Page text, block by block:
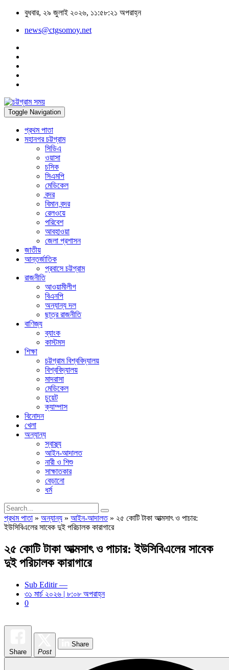
বুধবার, ২৯ জুলাই ২০২৬, ১১:৫৮:২১ অপরাহ্ন
news@ctgsomoy.net
Toggle Navigation
প্রথম পাতা
মহানগর চট্টগ্রাম
সিডিএ
ওয়াসা
চসিক
সিএমপি
মেডিকেল
বন্দর
বিমান বন্দর
রেলওয়ে
পরিবেশ
আবহাওয়া
জেলা প্রশাসন
জাতীয়
আন্তর্জাতিক
প্রবাসে চট্টগ্রাম
রাজনীতি
আওয়ামীলীগ
বিএনপি
অন্যান্য দল
ছাত্র রাজনীতি
বাণিজ্য
ব্যাংক
কাস্টমস
শিক্ষা
চট্টগ্রাম বিশ্ববিদ্যালয়
বিশ্ববিদ্যালয়
মাদরাসা
মেডিকেল
চুয়েট
ক্যাম্পাস
বিনোদন
খেলা
অন্যান্য
স্বাস্থ্য
আইন-আদালত
নারী ও শিশু
সাক্ষাতকার
বেড়ানো
ধর্ম
প্রথম পাতা » অন্যান্য » আইন-আদালত» ২৫ কোটি টাকা আত্মসাৎ ও পাচার:
ইউসিবিএলের সাবেক দুই পরিচালক কারাগারে
২৫ কোটি টাকা আত্মসাৎ ও পাচার: ইউসিবিএলের সাবেক
দুই পরিচালক কারাগারে
Sub Editir —
৩১ মার্চ ২০২৬ | ৮:০৮ অপরাহ্ন
0
Share Post
Share